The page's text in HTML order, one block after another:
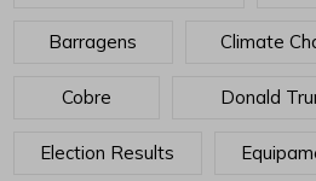
Barragens Climate
Cobre Donald
Election Results